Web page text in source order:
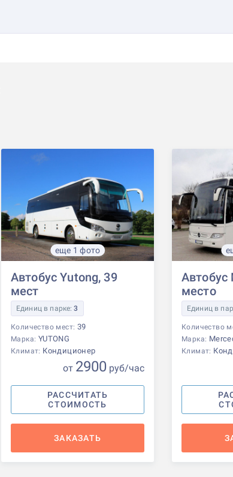
еще 1 фото
Автобус Yutong, 39
мест
Единиц в парке:3
Количество мест: 39
Марка: YUTONG
Климат: Кондиционер
от 2900 руб/час
РАССЧИТАТЬ
СТОИМОСТЬ
ЗАКАЗАТЬ
Автобус
место
Единиц в
Количество
Марка:
Климат: